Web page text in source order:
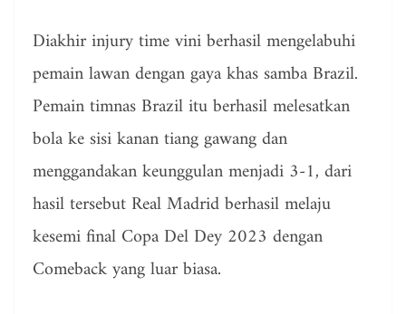
Diakhir injury time vini berhasil mengelabuhi
pemain lawan dengan gaya khas samba Brazil.
Pemain timnas Brazil itu berhasil melesatkan
bola ke sisi kanan tiang gawang dan
menggandakan keunggulan menjadi 3-1, dari
hasil tersebut Real Madrid berhasil melaju
kesemi final Copa Del Dey 2023 dengan
Comeback yang luar biasa.